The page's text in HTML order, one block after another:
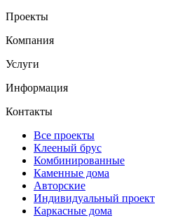
Проекты
Компания
Услуги
Информация
Контакты
Все проекты
Клееный брус
Комбинированные
Каменные дома
Авторские
Индивидуальный проект
Каркасные дома